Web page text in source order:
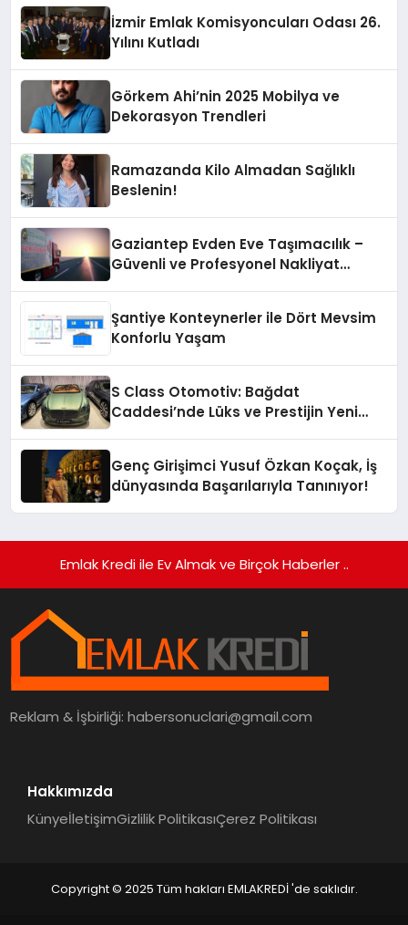
İzmir Emlak Komisyoncuları Odası 26.
Yılını Kutladı
Görkem Ahi’nin 2025 Mobilya ve
Dekorasyon Trendleri
Ramazanda Kilo Almadan Sağlıklı
Beslenin!
Gaziantep Evden Eve Taşımacılık –
Güvenli ve Profesyonel Nakliyat
Şantiye Konteynerler ile Dört Mevsim
Konforlu Yaşam
S Class Otomotiv: Bağdat
Caddesi’nde Lüks ve Prestijin Yeni
Genç Girişimci Yusuf Özkan Koçak, İş
dünyasında Başarılarıyla Tanınıyor!
Emlak Kredi ile Ev Almak ve Birçok Haberler ..
Reklam & İşbirliği:habersonuclari@gmail.com
Hakkımızda
KünyeİletişimGizlilik PolitikasıÇerez Politikası
Copyright © 2025 Tüm hakları EMLAKREDİ 'de saklıdır.